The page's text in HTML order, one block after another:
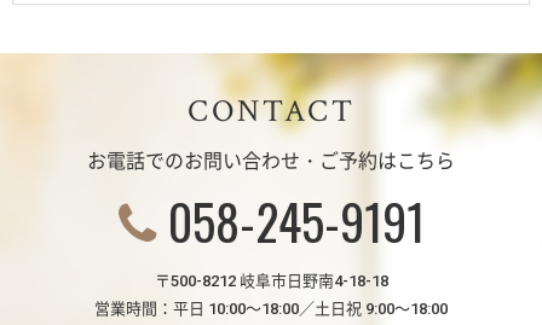
CONTACT
お電話でのお問い合わせ・ご予約はこちら
058-245-9191
〒500-8212 岐阜市日野南4-18-18
営業時間：平日 10:00～18:00／土日祝 9:00～18:00